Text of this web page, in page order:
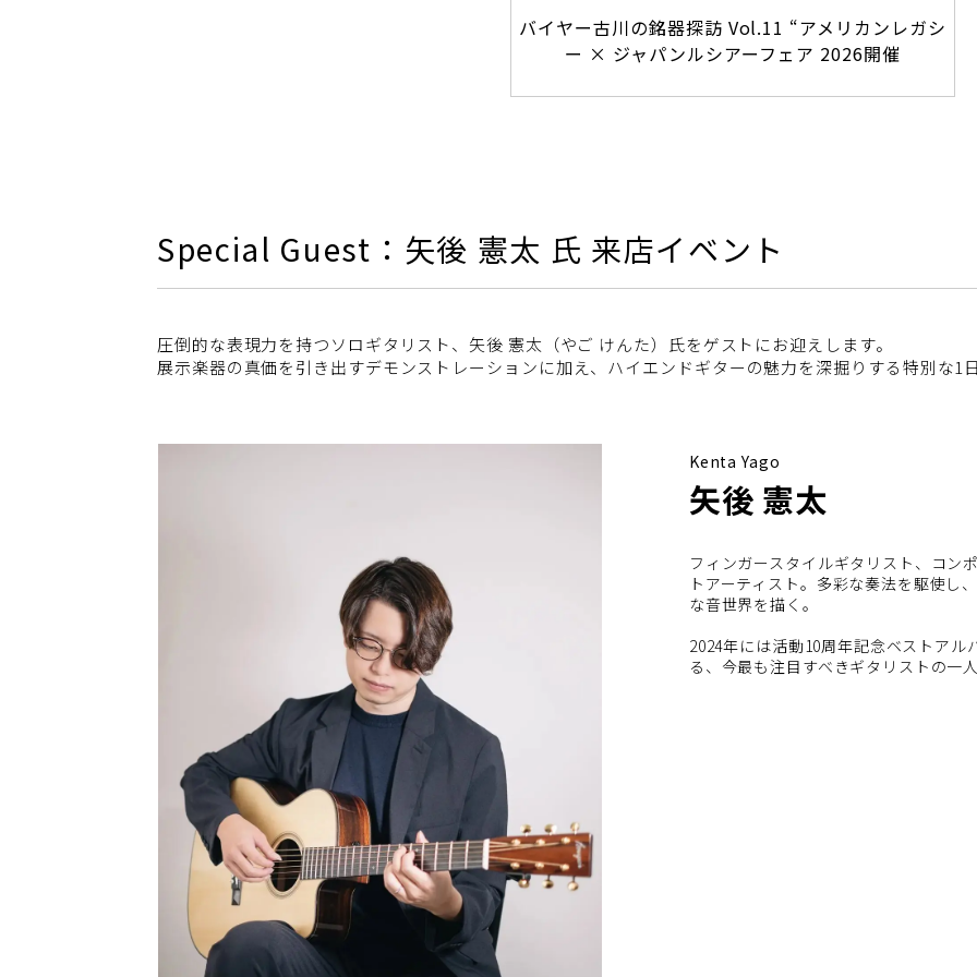
バイヤー古川の銘器探訪 Vol.11 “アメリカンレガシ
ー × ジャパンルシアーフェア 2026開催
Special Guest：矢後 憲太 氏 来店イベント
圧倒的な表現力を持つソロギタリスト、矢後 憲太（やご けんた）氏をゲストにお迎えします。
展示楽器の真価を引き出すデモンストレーションに加え、ハイエンドギターの魅力を深掘りする特別な1
Kenta Yago
矢後 憲太
フィンガースタイルギタリスト、コ
トアーティスト。多彩な奏法を駆使し
な音世界を描く。
2024年には活動10周年記念ベストア
る、今最も注目すべきギタリストの一人